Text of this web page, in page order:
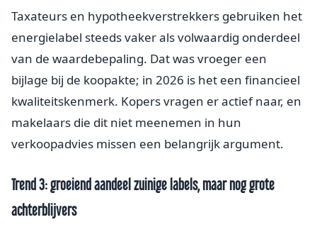
Taxateurs en hypotheekverstrekkers gebruiken het
energielabel steeds vaker als volwaardig onderdeel
van de waardebepaling. Dat was vroeger een
bijlage bij de koopakte; in 2026 is het een financieel
kwaliteitskenmerk. Kopers vragen er actief naar, en
makelaars die dit niet meenemen in hun
verkoopadvies missen een belangrijk argument.
Trend 3: groeiend aandeel zuinige labels, maar nog grote
achterblijvers